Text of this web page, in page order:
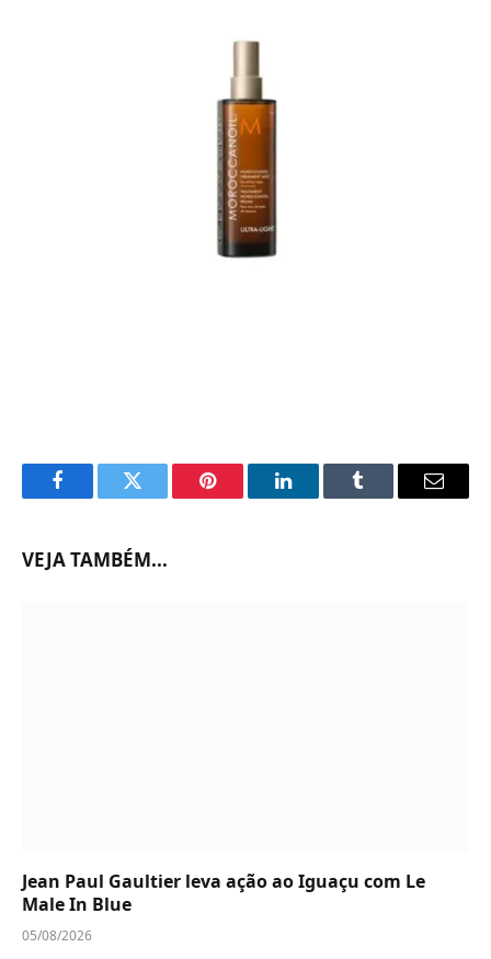
FacebookTwitter Pinterest LinkedInTumblr Email
VEJA TAMBÉM...
Jean Paul Gaultier leva ação ao Iguaçu com Le
Male In Blue
05/08/2026